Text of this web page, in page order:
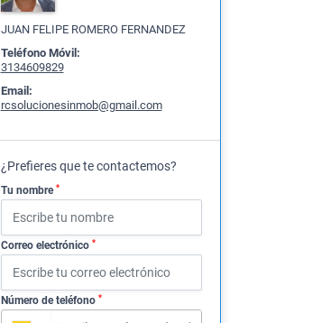
JUAN FELIPE ROMERO FERNANDEZ
Teléfono Móvil:
3134609829
Email:
rcsolucionesinmob@gmail.com
¿Prefieres que te contactemos?
Tu nombre *
Correo electrónico *
Número de teléfono *